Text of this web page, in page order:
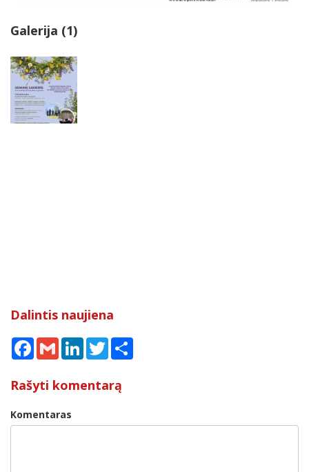
Galerija (1)
Dalintis naujiena
FacebookGmail LinkedInTwitter
Rašyti komentarą
Komentaras